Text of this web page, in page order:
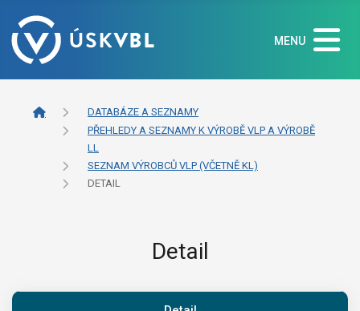
MENU
DATABÁZE A SEZNAMY
PŘEHLEDY A SEZNAMY K VÝROBĚ VLP A VÝROBĚ
LL
SEZNAM VÝROBCŮ VLP (VČETNĚ KL)
DETAIL
Detail